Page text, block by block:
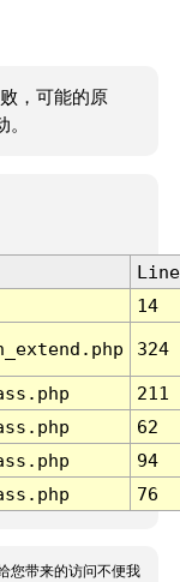
，可能的原
Line
14
324
211
62
94
76
您带来的访问不便我